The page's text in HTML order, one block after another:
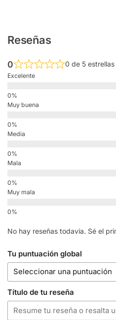
Reseñas
0 0 de 5
Excelente
Muy buena
Media
Mala
Muy mala
No hay reseñas todavía. Sé el
Tu puntuación global
Título de tu reseña